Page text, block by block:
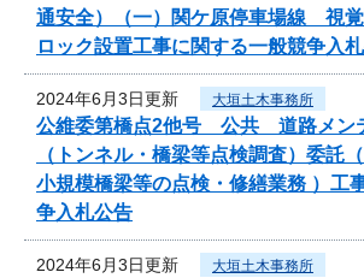
通安全）（一）関ケ原停車場線 視
ロック設置工事に関する一般競争入
2024年6月3日更新 大垣土木事務所
公維委第橋点2他号 公共 道路メン
（トンネル・橋梁等点検調査）委託
小規模橋梁等の点検・修繕業務 ）工
争入札公告
2024年6月3日更新 大垣土木事務所